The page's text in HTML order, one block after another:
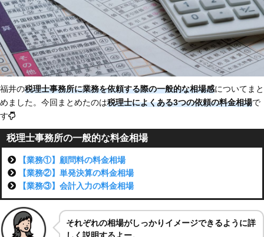
福井の税理士事務所に業務を依頼する際の一般的な相場感についてまと
めました。今回まとめたのは税理士によくある3つの依頼の料金相場で
す
税理士事務所の一般的な料金相場
【業務①】顧問料の料金相場
【業務②】単発決算の料金相場
【業務③】会計入力の料金相場
それぞれの相場がしっかり イメージできるように詳